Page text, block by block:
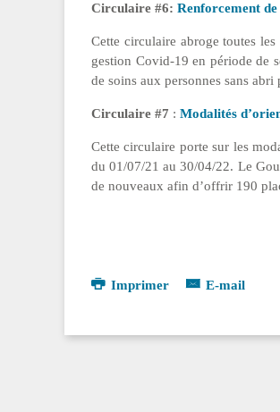
Circulaire #6: Renforcement
Cette circulaire abroge toutes
gestion Covid-19 en période de
de soins aux personnes sans
Circulaire #7 : Modalités
Cette circulaire porte sur les
du 01/07/21 au 30/04/22. Le
de nouveaux afin d’offrir 190
Imprimer E-mail